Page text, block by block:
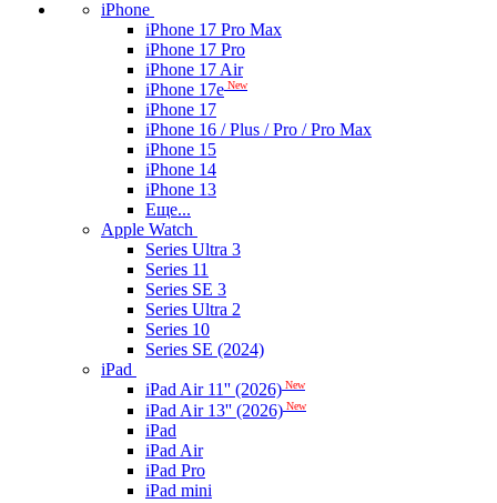
iPhone
iPhone 17 Pro Max
iPhone 17 Pro
iPhone 17 Air
iPhone 17e New
iPhone 17
iPhone 16 / Plus / Pro / Pro Max
iPhone 15
iPhone 14
iPhone 13
Еще...
Apple Watch
Series Ultra 3
Series 11
Series SE 3
Series Ultra 2
Series 10
Series SE (2024)
iPad
iPad Air 11'' (2026) New
iPad Air 13'' (2026) New
iPad
iPad Air
iPad Pro
iPad mini